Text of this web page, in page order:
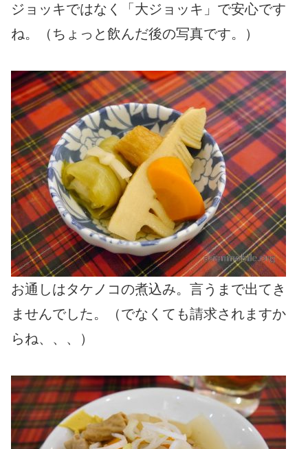
ジョッキではなく「大ジョッキ」で安心です
ね。（ちょっと飲んだ後の写真です。）
お通しはタケノコの煮込み。言うまで出てき
ませんでした。（でなくても請求されますか
らね、、、）